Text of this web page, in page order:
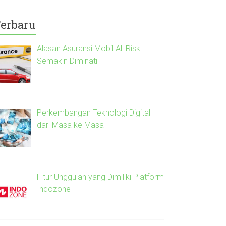
Alasan Asuransi Mobil All Risk
Semakin Diminati
Perkembangan Teknologi Digital
dari Masa ke Masa
Fitur Unggulan yang Dimiliki Platform
Indozone